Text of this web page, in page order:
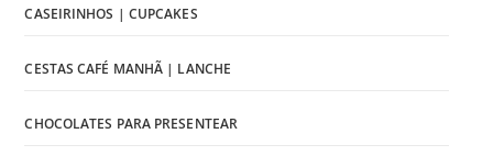
CASEIRINHOS | CUPCAKES
CESTAS CAFÉ MANHÃ | LANCHE
CHOCOLATES PARA PRESENTEAR